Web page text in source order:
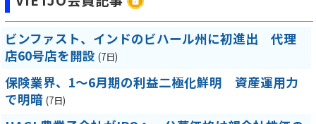
ビンファスト、インドのビハール州に初進出 代理
店60号店を開設 (7日)
保険業界、1～6月期の利益二極化鮮明 資産運用力
で明暗 (7日)